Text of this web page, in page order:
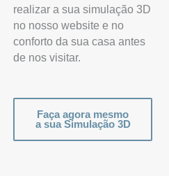
realizar a sua simulação 3D
no nosso website e no
conforto da sua casa antes
de nos visitar.
Faça agora mesmo
a sua Simulação 3D